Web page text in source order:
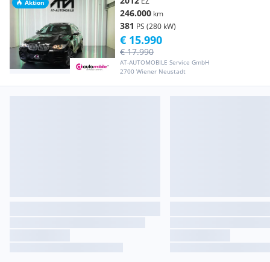
Aktion
246.000 km
381 PS (280 kW)
AT-AUTOMOBILE Service GmbH
2700 Wiener Neustadt
€ 17.990
€ 15.990